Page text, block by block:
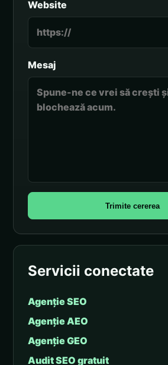
Website
Mesaj
Trimite cererea
Servicii conectate
Agenție SEO
Agenție AEO
Agenție GEO
Audit SEO gratuit